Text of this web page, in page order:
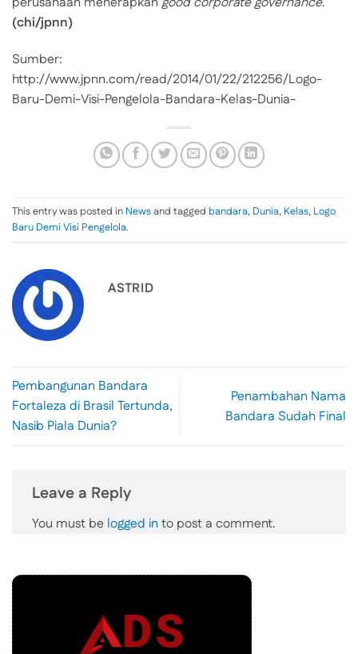
(chi/jpnn)
Sumber:
http://www.jpnn.com/read/2014/01/22/212256/Logo-
Baru-Demi-Visi-Pengelola-Bandara-Kelas-Dunia-
This entry was posted in Newsand tagged bandara, Dunia, Kelas, Logo
Baru Demi Visi Pengelola.
ASTRID
Pembangunan Bandara
Fortaleza di Brasil Tertunda,
Nasib Piala Dunia?
Penambahan Nama
Bandara Sudah Final
Leave a Reply
You must be logged in to post a comment.